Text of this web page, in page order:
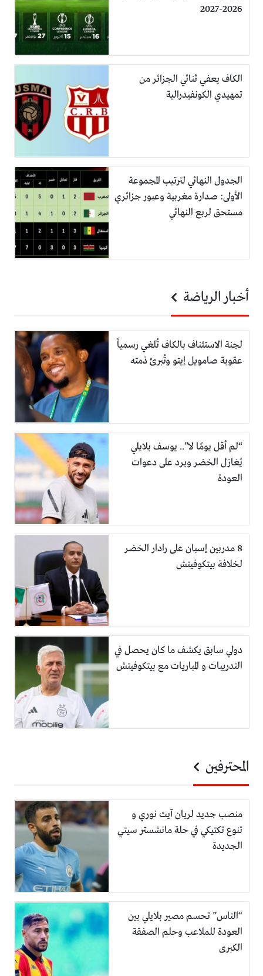
2026-2027
الكاف يعفي ثنائي الجزائر من
تمهيدي الكونفيدرالية
الجدول النهائي لترتيب المجموعة
الأولى: صدارة مغربية وعبور جزائري
مستحق لربع النهائي
أخبار الرياضة
لجنة الاستئناف بالكاف تُلغي رسمياً
عقوبة صامويل إيتو وتُبرئ ذمته
“لم أقل يومًا لا”.. يوسف بلايلي
يُغازل الخضر ويرد على دعوات
العودة
8 مدربين إسبان على رادار الخضر
لخلافة بيتكوفيتش
دولي سابق يكشف ما كان يحصل في
التدريبات و المباريات مع بيتكوفيتش
المحترفين
منصب جديد لريان آيت نوري و
تنوع تكتيكي في حلة مانشستر سيتي
الجديدة
“التاس” تحسم مصير بلايلي بين
العودة للملاعب وحلم الصفقة
الكبرى